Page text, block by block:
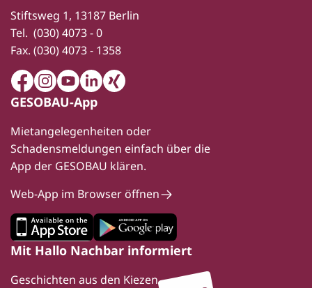
Stiftsweg 1, 13187 Berlin
Tel. (030) 4073 - 0
Fax. (030) 4073 - 1358
FacebookInstagram
YoutubeLinkedIn
Xing
GESOBAU-App
Mietangelegenheiten oder
Schadensmeldungen einfach über die
App der GESOBAU klären.
Web-App im Browser öffnen
Mit Hallo Nachbar informiert
Geschichten aus den Kiezen